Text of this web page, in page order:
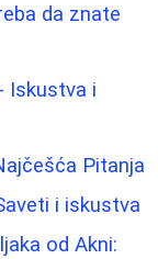
da znate
Iskustva i
Pitanja
i iskustva
od Akni: